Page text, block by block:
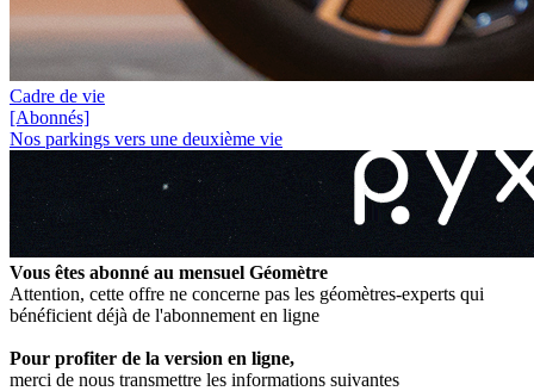
Cadre de vie
[Abonnés]
Nos parkings vers une deuxième vie
Vous êtes abonné au mensuel Géomètre
Attention, cette offre ne concerne pas les géomètres-experts qui
bénéficient déjà de l'abonnement en ligne
Pour profiter de la version en ligne,
merci de nous transmettre les informations suivantes